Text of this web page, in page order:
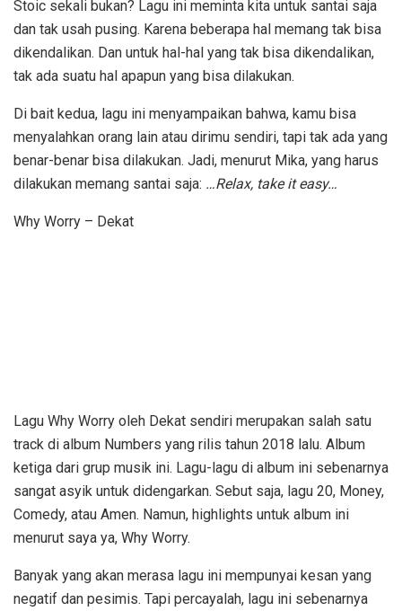
Stoic sekali bukan? Lagu ini meminta kita untuk santai saja
dan tak usah pusing. Karena beberapa hal memang tak bisa
dikendalikan. Dan untuk hal-hal yang tak bisa dikendalikan,
tak ada suatu hal apapun yang bisa dilakukan.
Di bait kedua, lagu ini menyampaikan bahwa, kamu bisa
menyalahkan orang lain atau dirimu sendiri, tapi tak ada yang
benar-benar bisa dilakukan. Jadi, menurut Mika, yang harus
dilakukan memang santai saja: …Relax, take it easy…
Why Worry – Dekat
Lagu Why Worry oleh Dekat sendiri merupakan salah satu
track di album Numbers yang rilis tahun 2018 lalu. Album
ketiga dari grup musik ini. Lagu-lagu di album ini sebenarnya
sangat asyik untuk didengarkan. Sebut saja, lagu 20, Money,
Comedy, atau Amen. Namun, highlights untuk album ini
menurut saya ya, Why Worry.
Banyak yang akan merasa lagu ini mempunyai kesan yang
negatif dan pesimis. Tapi percayalah, lagu ini sebenarnya